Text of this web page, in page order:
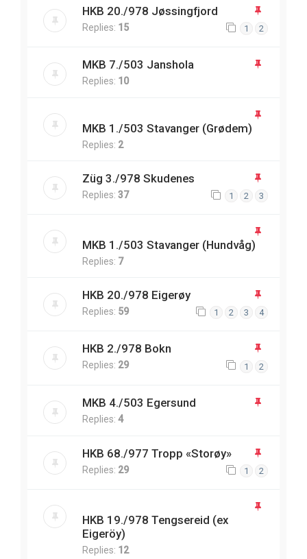
HKB 20./978 Jøssingfjord
Replies: 15 1 2
MKB 7./503 Janshola
Replies: 10
MKB 1./503 Stavanger (Grødem)
Replies: 2
Züg 3./978 Skudenes
Replies: 37 1 2 3
MKB 1./503 Stavanger (Hundvåg)
Replies: 7
HKB 20./978 Eigerøy
Replies: 59 1 2 3 4
HKB 2./978 Bokn
Replies: 29 1 2
MKB 4./503 Egersund
Replies: 4
HKB 68./977 Tropp «Storøy»
Replies: 29 1 2
HKB 19./978 Tengsereid (ex
Eigeröy)
Replies: 12